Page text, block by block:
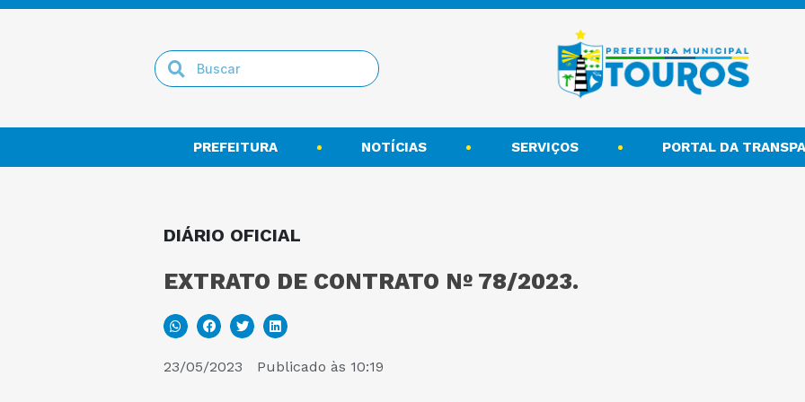
PREFEITURA NOTÍCIAS SERVIÇOS PORTAL DA
DIÁRIO OFICIAL
EXTRATO DE CONTRATO Nº 78/2023.
23/05/2023 Publicado às 10:19